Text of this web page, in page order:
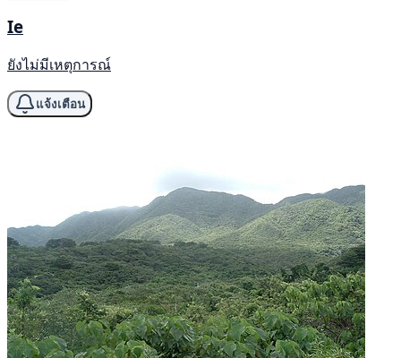
Ie
ยังไม่มีเหตุการณ์
แจ้งเตือน